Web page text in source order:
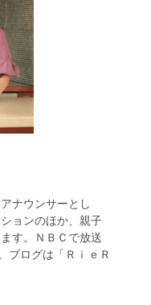
ナウンサーとし
ョンのほか、親子
す。ＮＢＣで放送
ブログは「ＲｉｅＲ